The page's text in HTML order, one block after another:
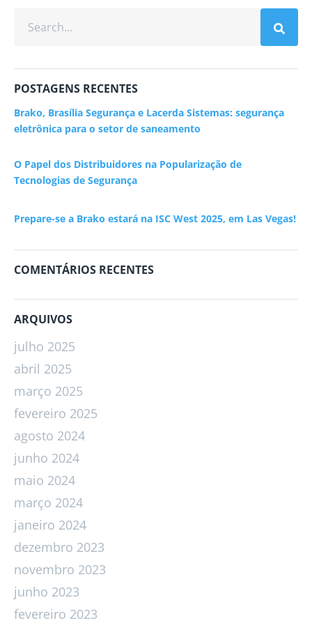
POSTAGENS RECENTES
Brako, Brasília Segurança e Lacerda Sistemas: segurança
eletrônica para o setor de saneamento
O Papel dos Distribuidores na Popularização de
Tecnologias de Segurança
Prepare-se a Brako estará na ISC West 2025, em Las Vegas!
COMENTÁRIOS RECENTES
ARQUIVOS
julho 2025
abril 2025
março 2025
fevereiro 2025
agosto 2024
junho 2024
maio 2024
março 2024
janeiro 2024
dezembro 2023
novembro 2023
junho 2023
fevereiro 2023